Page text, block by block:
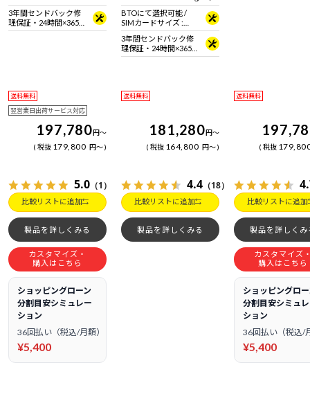
3年間センドバック修
理保証・24時間×365
日電話サポート
送料無料
翌営業日出荷サービス対応
197,780円～
税抜 179,800 円～
5.0 （1）
比較リストに追加
製品を詳しくみる
カスタマイズ・
購入はこちら
ショッピングローン
分割目安シミュレー
ション
36回払い（税込/月額）
¥5,400
拠 ＋ Bluetooth 5内蔵
BTOにて選択可能 /
SIMカードサイズ :
Micro SIMカード
3年間センドバック修
理保証・24時間×365
日電話サポート
送料無料
181,280円～
税抜 164,800 円～
4.4 （18）
比較リストに追加
製品を詳しくみる
送料無料
税抜
比較リストに追加
製品を詳しくみ
カスタマイズ
購入はこちら
ショッピングロ
分割目安シミュ
ション
36回払い（税込/
¥5,400